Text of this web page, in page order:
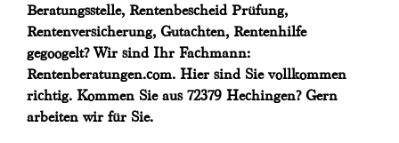
Beratungsstelle, Rentenbescheid Prüfung,
Rentenversicherung, Gutachten, Rentenhilfe
gegoogelt? Wir sind Ihr Fachmann:
Rentenberatungen.com. Hier sind Sie vollkommen
richtig. Kommen Sie aus 72379 Hechingen? Gern
arbeiten wir für Sie.